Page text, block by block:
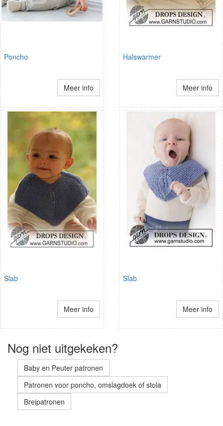
Poncho
Meer info
Halswarmer
Meer info
Slab
Meer info
Slab
Meer info
Nog niet uitgekeken?
Baby en Peuter patronen
Patronen voor poncho, omslagdoek of stola
Breipatronen